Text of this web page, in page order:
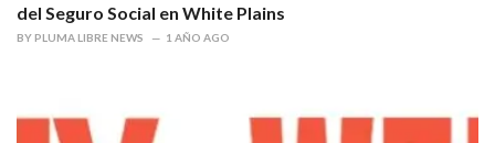
del Seguro Social en White Plains
BY PLUMA LIBRE NEWS 1 AÑO AGO